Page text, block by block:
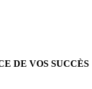
DE VOS SUCCÈS